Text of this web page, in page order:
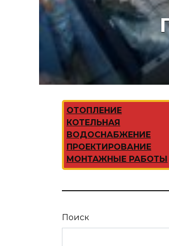
ОТОПЛЕНИЕ
КОТЕЛЬНАЯ
ВОДОСНАБЖЕНИЕ
ПРОЕКТИРОВАНИЕ
МОНТАЖНЫЕ РАБОТЫ
Поиск